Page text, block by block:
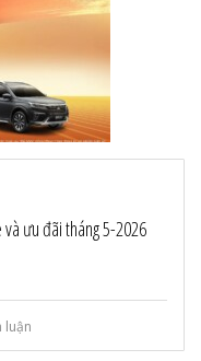
ưu đãi tháng 5-2026
luận